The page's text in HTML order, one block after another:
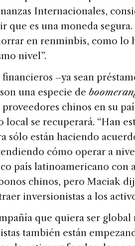
Internacionales,
que es una moneda
en renminbis, como lo
nivel”.
­–ya sean
una especie de
chinos en su
local se recuperará. “Han
sólo están haciendo
cómo operar a
país latinoamericano con
chinos, pero Maciak
inversionistas a los
que quiera ser global
también están